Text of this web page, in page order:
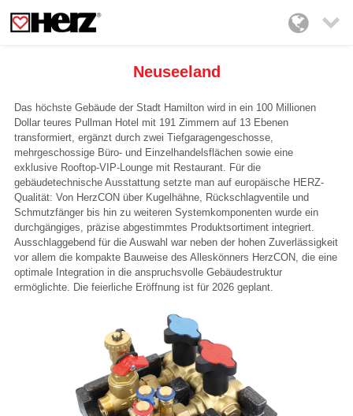

Neuseeland
Das höchste Gebäude der Stadt Hamilton wird in ein 100 Millionen
Dollar teures Pullman Hotel mit 191 Zimmern auf 13 Ebenen
transformiert, ergänzt durch zwei Tiefgaragengeschosse,
mehrgeschossige Büro- und Einzelhandelsflächen sowie eine
exklusive Rooftop-VIP-Lounge mit Restaurant. Für die
gebäudetechnische Ausstattung setzte man auf europäische HERZ-
Qualität: Von HerzCON über Kugelhähne, Rückschlagventile und
Schmutzfänger bis hin zu weiteren Systemkomponenten wurde ein
durchgängiges, präzise abgestimmtes Produktsortiment integriert.
Ausschlaggebend für die Auswahl war neben der hohen Zuverlässigkeit
vor allem die kompakte Bauweise des Alleskönners HerzCON, die eine
optimale Integration in die anspruchsvolle Gebäudestruktur
ermöglichte. Die feierliche Eröffnung ist für 2026 geplant.